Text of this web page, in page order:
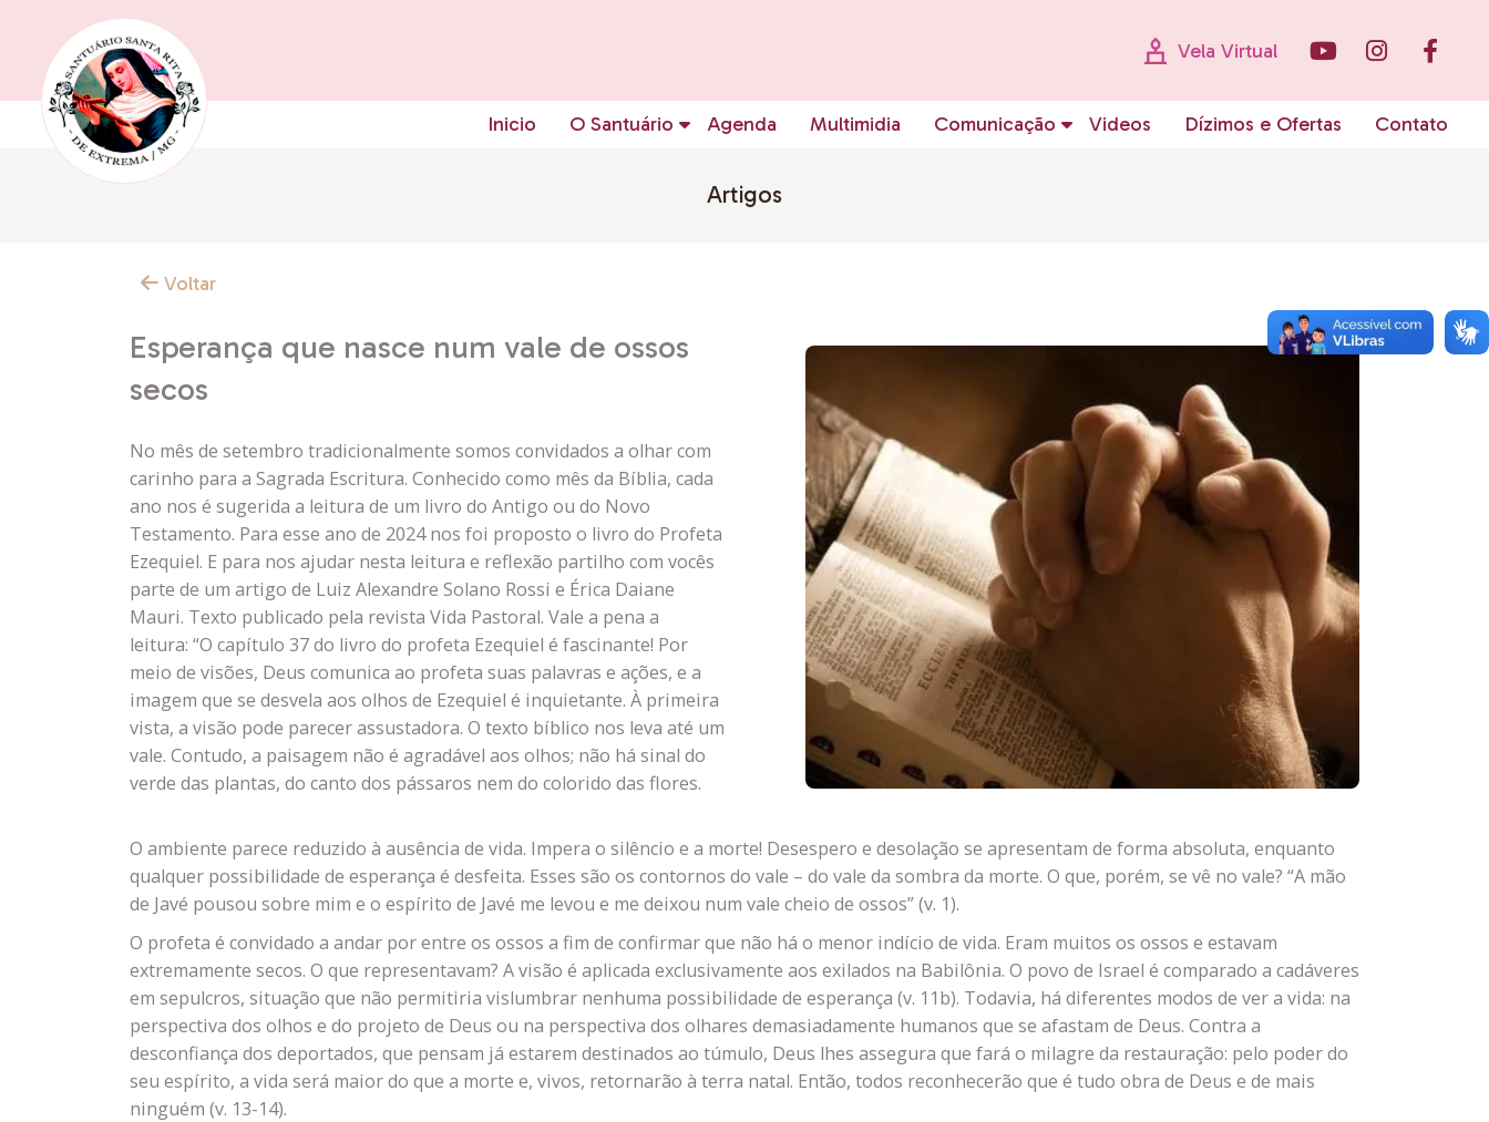
Vela Virtual
Inicio O Santuário Agenda Multimidia Comunicação Videos Dízimos e Ofertas Contato
Artigos
Voltar
Esperança que nasce num vale de ossos
secos
No mês de setembro tradicionalmente somos convidados a olhar com
carinho para a Sagrada Escritura. Conhecido como mês da Bíblia, cada
ano nos é sugerida a leitura de um livro do Antigo ou do Novo
Testamento. Para esse ano de 2024 nos foi proposto o livro do Profeta
Ezequiel. E para nos ajudar nesta leitura e reflexão partilho com vocês
parte de um artigo de Luiz Alexandre Solano Rossi e Érica Daiane
Mauri. Texto publicado pela revista Vida Pastoral. Vale a pena a
leitura: “O capítulo 37 do livro do profeta Ezequiel é fascinante! Por
meio de visões, Deus comunica ao profeta suas palavras e ações, e a
imagem que se desvela aos olhos de Ezequiel é inquietante. À primeira
vista, a visão pode parecer assustadora. O texto bíblico nos leva até um
vale. Contudo, a paisagem não é agradável aos olhos; não há sinal do
verde das plantas, do canto dos pássaros nem do colorido das flores.
O ambiente parece reduzido à ausência de vida. Impera o silêncio e a morte! Desespero e desolação se apresentam de forma absoluta, enquanto
qualquer possibilidade de esperança é desfeita. Esses são os contornos do vale – do vale da sombra da morte. O que, porém, se vê no vale? “A mão
de Javé pousou sobre mim e o espírito de Javé me levou e me deixou num vale cheio de ossos” (v. 1).
O profeta é convidado a andar por entre os ossos a fim de confirmar que não há o menor indício de vida. Eram muitos os ossos e estavam
extremamente secos. O que representavam? A visão é aplicada exclusivamente aos exilados na Babilônia. O povo de Israel é comparado a cadáveres
em sepulcros, situação que não permitiria vislumbrar nenhuma possibilidade de esperança (v. 11b). Todavia, há diferentes modos de ver a vida: na
perspectiva dos olhos e do projeto de Deus ou na perspectiva dos olhares demasiadamente humanos que se afastam de Deus. Contra a
desconfiança dos deportados, que pensam já estarem destinados ao túmulo, Deus lhes assegura que fará o milagre da restauração: pelo poder do
seu espírito, a vida será maior do que a morte e, vivos, retornarão à terra natal. Então, todos reconhecerão que é tudo obra de Deus e de mais
ninguém (v. 13-14).